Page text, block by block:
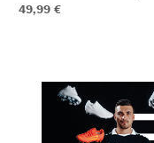
49,99 €